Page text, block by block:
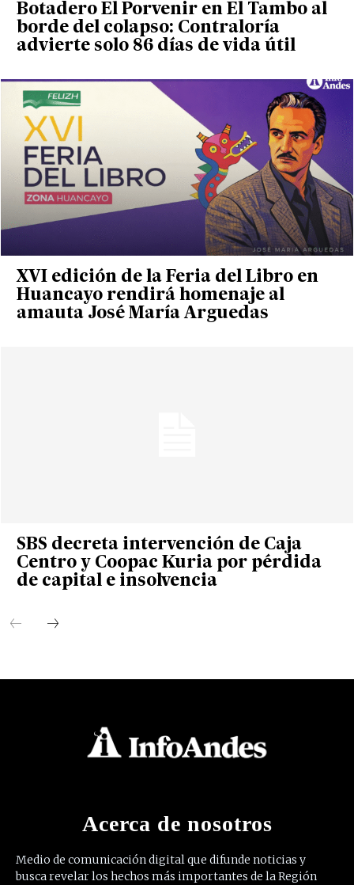
Botadero El Porvenir en El Tambo al
borde del colapso: Contraloría
advierte solo 86 días de vida útil
XVI edición de la Feria del Libro en
Huancayo rendirá homenaje al
amauta José María Arguedas
SBS decreta intervención de Caja
Centro y Coopac Kuria por pérdida
de capital e insolvencia
Acerca de nosotros
Medio de comunicación digital que difunde noticias y
busca revelar los hechos más importantes de la Región